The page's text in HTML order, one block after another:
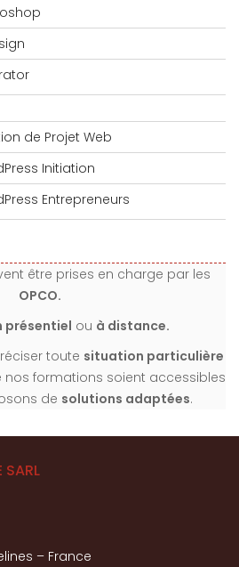
de Projet Web
Initiation
Entrepreneurs
être prises en charge par les
OPCO.
présentiel ou à distance.
toute situation particulière
nos formations soient accessibles
de solutions adaptées.
SARL
– France